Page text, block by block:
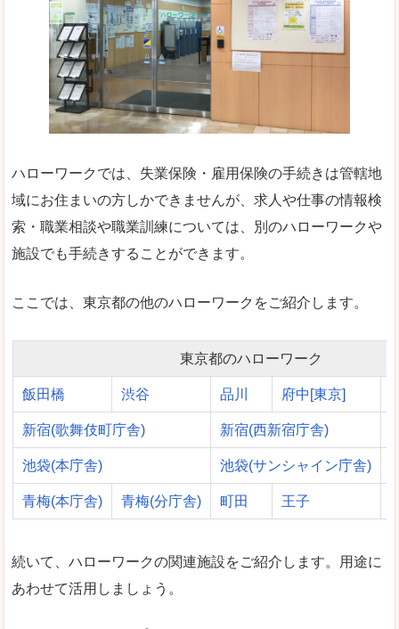
ハローワークでは、失業保険・雇用保険の手続きは管轄地
域にお住まいの方しかできませんが、求人や仕事の情報検
索・職業相談や職業訓練については、別のハローワークや
施設でも手続きすることができます。
ここでは、東京都の他のハローワークをご紹介します。
東京都のハローワーク
飯田橋 渋谷 品川 府中[東京]
新宿(歌舞伎町庁舎) 新宿(西新宿庁舎)
池袋(本庁舎) 池袋(サンシャイン庁舎)
青梅(本庁舎) 青梅(分庁舎) 町田 王子
続いて、ハローワークの関連施設をご紹介します。用途に
あわせて活用しましょう。